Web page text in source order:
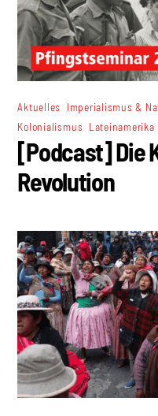
Aktuelles Imperialismus &
Kolonialismus Lateinamerika
[Podcast] Die
Revolution